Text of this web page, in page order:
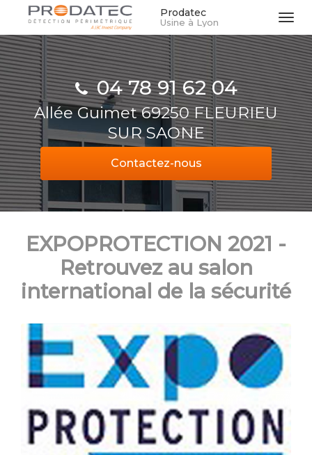
Aller
contenu
principal
Prodatec
Usine à Lyon
04 78 91 62 04
Allée Guimet 69250 FLEURIEU
SUR SAONE
Contactez-nous
EXPOPROTECTION 2021 -
Retrouvez au salon
international de la sécurité